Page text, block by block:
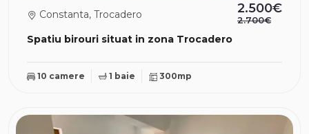
Spatiu birouri situat in zona Trocadero
Constanta, Trocadero 2.500€
2.700€
10 camere 1 baie 300mp